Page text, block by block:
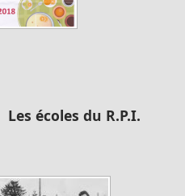
Annuaire des associations
PHOTO N° 42